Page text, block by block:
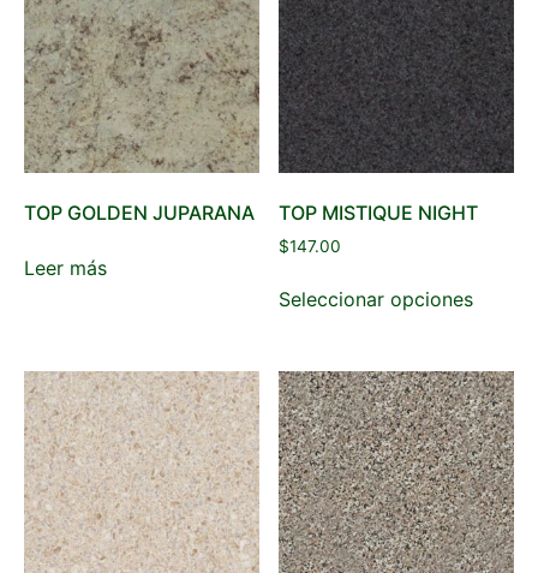
TOP GOLDEN JUPARANA
Leer más
TOP MISTIQUE NIGHT
$147.00
Seleccionar opciones